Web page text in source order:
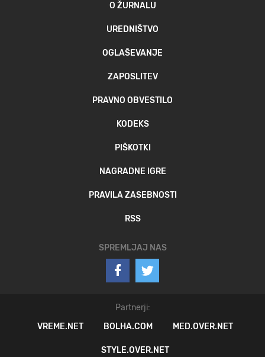
O ŽURNALU
UREDNIŠTVO
OGLAŠEVANJE
ZAPOSLITEV
PRAVNO OBVESTILO
KODEKS
PIŠKOTKI
NAGRADNE IGRE
PRAVILA ZASEBNOSTI
RSS
SPREMLJAJ NAS
Partnerji:
VREME.NET
BOLHA.COM MED.OVER.NET
STYLE.OVER.NET